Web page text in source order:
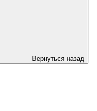
Вернуться назад